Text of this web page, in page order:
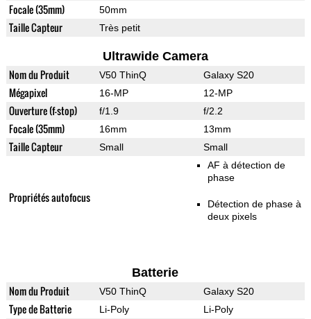
Focale (35mm) 50mm
Taille Capteur Très petit
Ultrawide Camera
Nom du Produit V50 ThinQ Galaxy S20
Mégapixel 16-MP 12-MP
Ouverture (f-stop) f/1.9 f/2.2
Focale (35mm) 16mm 13mm
Taille Capteur Small Small
Propriétés autofocus
AF à détection de
phase
Détection de phase à
deux pixels
Batterie
Nom du Produit V50 ThinQ Galaxy S20
Type de Batterie Li-Poly Li-Poly